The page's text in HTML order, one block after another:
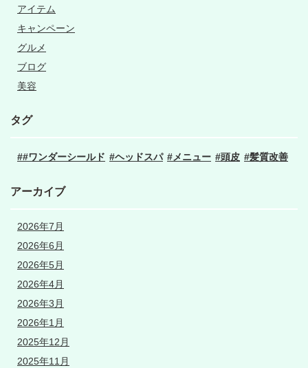
アイテム
キャンペーン
グルメ
ブログ
美容
タグ
#ワンダーシールド ヘッドスパ メニュー 頭皮 髪質改善
アーカイブ
2026年7月
2026年6月
2026年5月
2026年4月
2026年3月
2026年1月
2025年12月
2025年11月